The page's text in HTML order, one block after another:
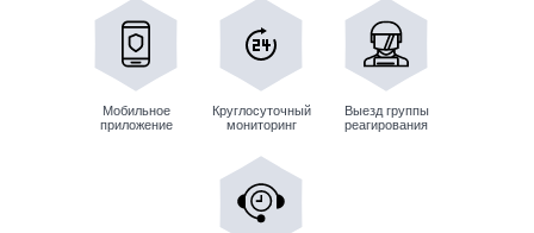
Мобильное
приложение
Круглосуточный
мониторинг
Выезд группы
реагирования